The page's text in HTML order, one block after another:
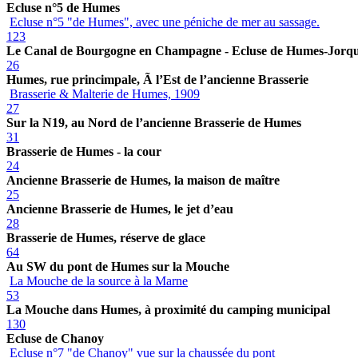
Ecluse n°5 de Humes
Ecluse n°5 "de Humes", avec une péniche de mer au sassage.
123
Le Canal de Bourgogne en Champagne - Ecluse de Humes-
26
Humes, rue princimpale, Ã l’Est de l’ancienne Brasserie
Brasserie & Malterie de Humes, 1909
27
Sur la N19, au Nord de l’ancienne Brasserie de Humes
31
Brasserie de Humes - la cour
24
Ancienne Brasserie de Humes, la maison de maître
25
Ancienne Brasserie de Humes, le jet d’eau
28
Brasserie de Humes, réserve de glace
64
Au SW du pont de Humes sur la Mouche
La Mouche de la source à la Marne
53
La Mouche dans Humes, à proximité du camping municipal
130
Ecluse de Chanoy
Ecluse n°7 "de Chanoy" vue sur la chaussée du pont